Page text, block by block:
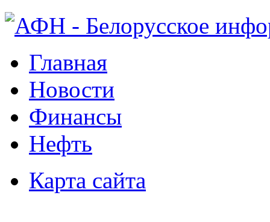
Главная
Новости
Финансы
Нефть
Карта сайта